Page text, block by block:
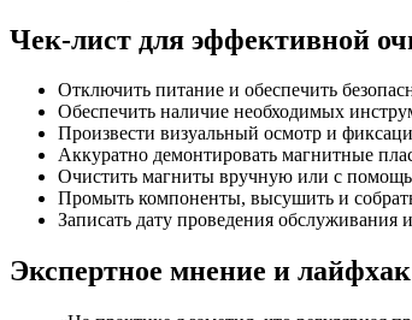
Чек-лист для эффективной
Отключить питание и обеспечить
Обеспечить наличие необходимых
Произвести визуальный осмотр и
Аккуратно демонтировать магнитные
Очистить магниты вручную или с
Промыть компоненты, высушить и
Записать дату проведения обслуживания
Экспертное мнение и лайфхак